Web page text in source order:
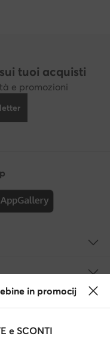
tuoi acquisti
e promozioni
in promocij
e SCONTI